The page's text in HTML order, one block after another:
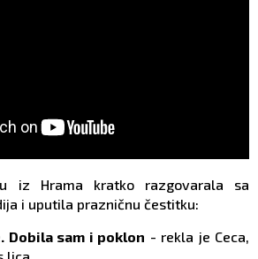
iz Hrama kratko razgovarala sa
i uputila prazničnu čestitku:
Dobila sam i poklon - rekla je Ceca,